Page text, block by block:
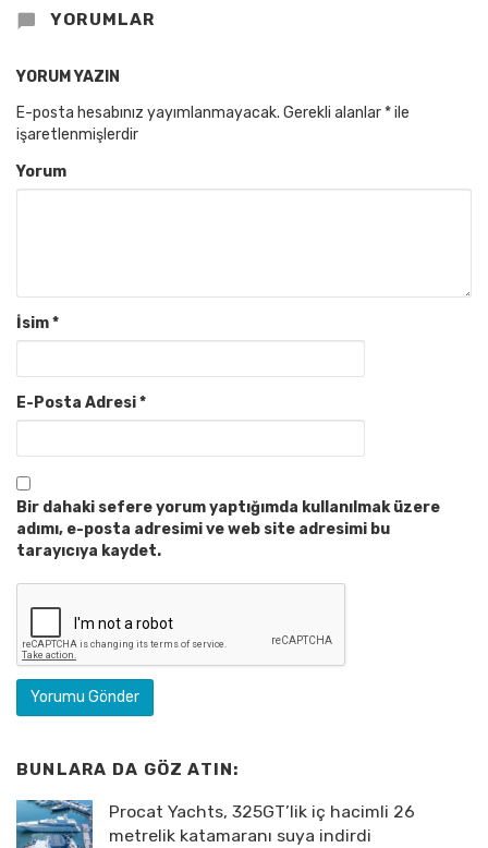
YORUMLAR
YORUM YAZIN
E-posta hesabınız yayımlanmayacak. Gerekli alanlar *ile
işaretlenmişlerdir
Yorum
İsim*
E-Posta Adresi*
Bir dahaki sefere yorum yaptığımda kullanılmak üzere
adımı, e-posta adresimi ve web site adresimi bu
tarayıcıya kaydet.
BUNLARA DA GÖZ ATIN:
Procat Yachts, 325GT’lik iç hacimli 26
metrelik katamaranı suya indirdi